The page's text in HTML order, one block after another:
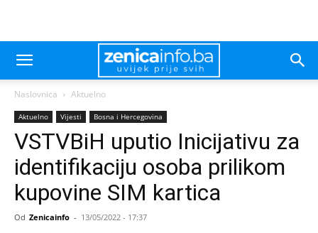
Naslovnica Aktuelno
Aktuelno Vijesti Bosna i Hercegovina
VSTVBiH uputio Inicijativu za
identifikaciju osoba prilikom
kupovine SIM kartica
Od Zenicainfo - 13/05/2022 - 17:37